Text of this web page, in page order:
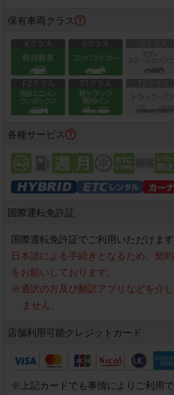
保有車両クラス
各種サービス
国際運転免許証
国際運転免許証でご利用いただけます
日本語による手続きとなるため、契
をお願いしております。
※通訳の方及び翻訳アプリなどを介
ません。
店舗利用可能クレジットカード
※
上記カードでも事情によりご利用